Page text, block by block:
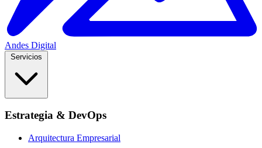
Andes Digital
Estrategia & DevOps
Arquitectura Empresarial